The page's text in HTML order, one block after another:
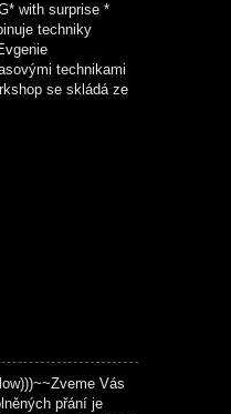
with surprise *
techniky
technikami
se skládá ze
Vás
přání je